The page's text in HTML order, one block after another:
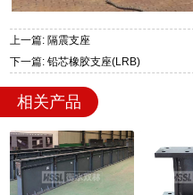
上一篇: 隔震支座
下一篇: 铅芯橡胶支座(LRB)
相关产品